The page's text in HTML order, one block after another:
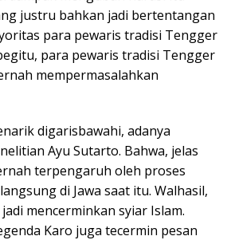
justru bahkan jadi bertentangan
para pewaris tradisi Tengger
para pewaris tradisi Tengger
mempermasalahkan
digarisbawahi, adanya
Ayu Sutarto. Bahwa, jelas
terpengaruh oleh proses
di Jawa saat itu. Walhasil,
mencerminkan syiar Islam.
Karo juga tecermin pesan